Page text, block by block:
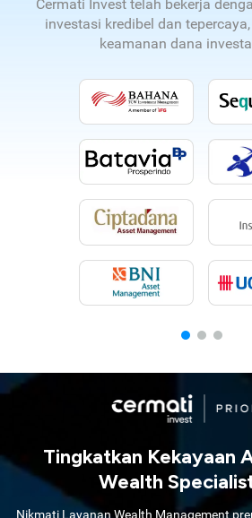
Cermati Invest telah bekerja
investasi kredibel dan
keamanan dana
Tingkatkan Kekayaan
Wealth
Nikmati Layanan Wealth Management